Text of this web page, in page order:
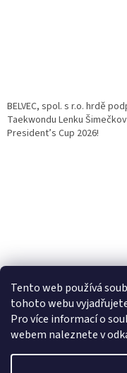
Tento web používá
tohoto webu
Pro více informací o
webem naleznete v
BELVEC, spol. s r.o. hrdě
Taekwondu Lenku
President’s Cup 2026!